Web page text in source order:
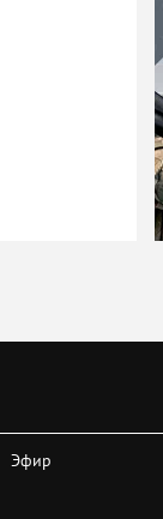
Эфир